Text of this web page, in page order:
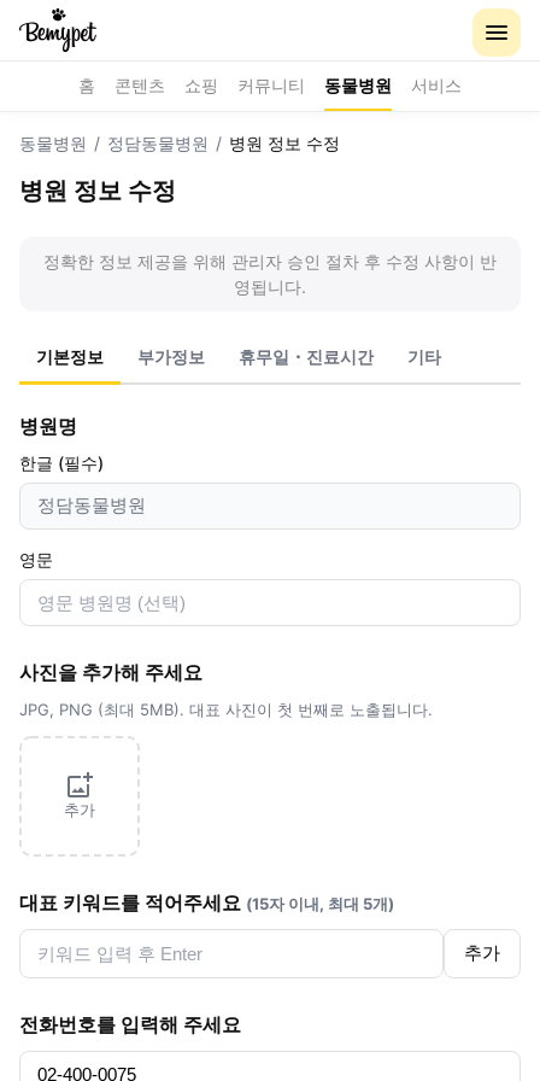
홈 콘텐츠 쇼핑 커뮤니티 동물병원 서비스
동물병원 / 정담동물병원 / 병원 정보 수정
병원 정보 수정
정확한 정보 제공을 위해 관리자 승인 절차 후 수정 사항이 반
영됩니다.
기본정보 부가정보 휴무일・진료시간 기타
병원명
한글 (필수)
영문
사진을 추가해 주세요
JPG, PNG (최대 5MB). 대표 사진이 첫 번째로 노출됩니다.
추가
대표 키워드를 적어주세요 (15자 이내, 최대 5개)
추가
전화번호를 입력해 주세요